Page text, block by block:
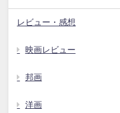
レビュー・感想
映画レビュー
邦画
洋画